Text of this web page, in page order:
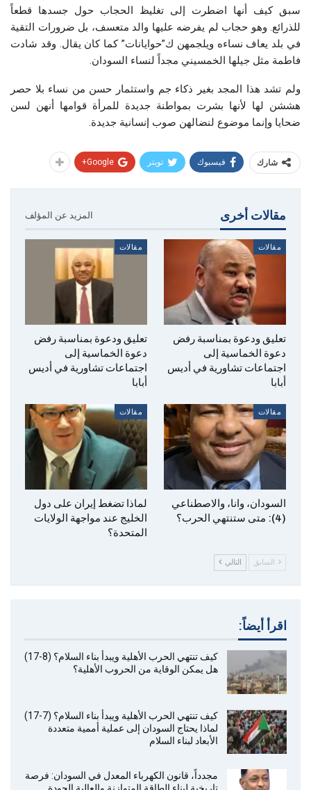
سبق كيف أنها اضطرت إلى تغليظ الحجاب حول جسدها قطعاً
للذرائع. وهو حجاب لم يفرضه عليها والد متعسف، بل ضرورات التقية
في بلد يعاف نساءه ويلجمهن ك”حوايانات” كما كان يقال. وقد شادت
فاطمة مثل جيلها الخمسيني مجداً لنساء السودان.
ولم تشد هذا المجد بغير ذكاء جم واستثمار حسن من نساء بلا حصر
هششن لها لأنها بشرت بمواطنة جديدة للمرأة قوامها أنهن لسن
ضحايا وإنما موضوع لنضالهن صوب إنسانية جديدة.
شارك فيسبوك تويتر Google+
مقالات أخرى المزيد عن المؤلف
مقالات
تعليق ودعوة بمناسبة رفض
دعوة الخماسية إلى
اجتماعات تشاورية في أديس
أبابا
مقالات
تعليق ودعوة بمناسبة رفض
دعوة الخماسية إلى
اجتماعات تشاورية في أديس
أبابا
مقالات
‎السودان، وانا، والاصطناعي
(4): متى ستنتهي الحرب؟
مقالات
لماذا تضغط إيران على دول
الخليج عند مواجهة الولايات
المتحدة؟
السابق التالي
اقرأ أيضاً:
كيف تنتهي الحرب الأهلية ويبدأ بناء السلام؟ (8-17)
هل يمكن الوقاية من الحروب الأهلية؟
كيف تنتهي الحرب الأهلية ويبدأ بناء السلام؟ (7-17)
لماذا يحتاج السودان إلى عملية أممية متعددة
الأبعاد لبناء السلام
مجدداً، قانون الكهرباء المعدل في السودان: فرصة
تاريخية لبناء الطاقة المتوازنة والعالية الجودة